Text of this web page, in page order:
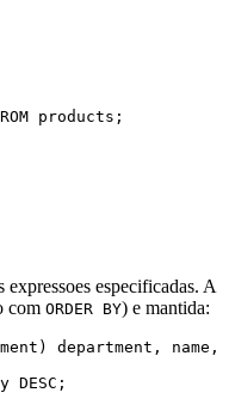
products;
especificadas. A
com ORDER BY) e mantida:
department, name ,
DESC ;